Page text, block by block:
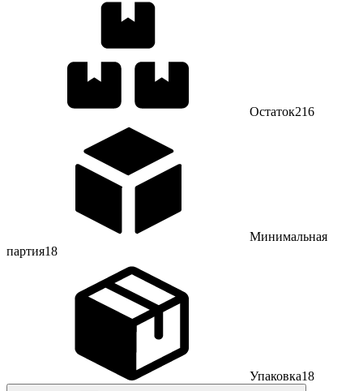
Остаток216
Минимальная
партия18
Упаковка18